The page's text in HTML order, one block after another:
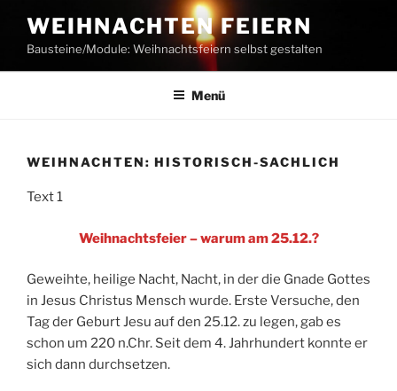
Inhalt
springen
WEIHNACHTEN FEIERN
Bausteine/Module: Weihnachtsfeiern selbst gestalten
Menü
WEIHNACHTEN: HISTORISCH-SACHLICH
Text 1
Weihnachtsfeier – warum am 25.12.?
Geweihte, heilige Nacht, Nacht, in der die Gnade Gottes
in Jesus Christus Mensch wurde. Erste Versuche, den
Tag der Geburt Jesu auf den 25.12. zu legen, gab es
schon um 220 n.Chr. Seit dem 4. Jahrhundert konnte er
sich dann durchsetzen.